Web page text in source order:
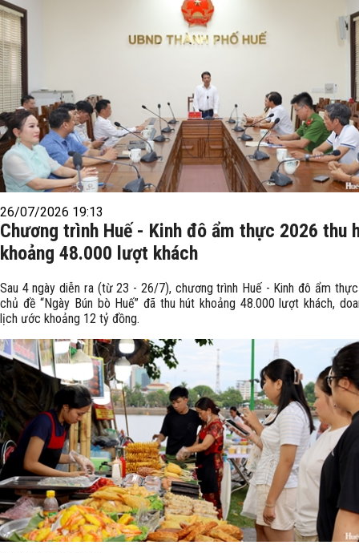
26/07/2026 19:13
Chương trình Huế - Kinh đô ẩm thực 2026 thu
khoảng 48.000 lượt khách
Sau 4 ngày diễn ra (từ 23 - 26/7), chương trình Huế - Kinh đô ẩm
chủ đề “Ngày Bún bò Huế” đã thu hút khoảng 48.000 lượt khách,
lịch ước khoảng 12 tỷ đồng.